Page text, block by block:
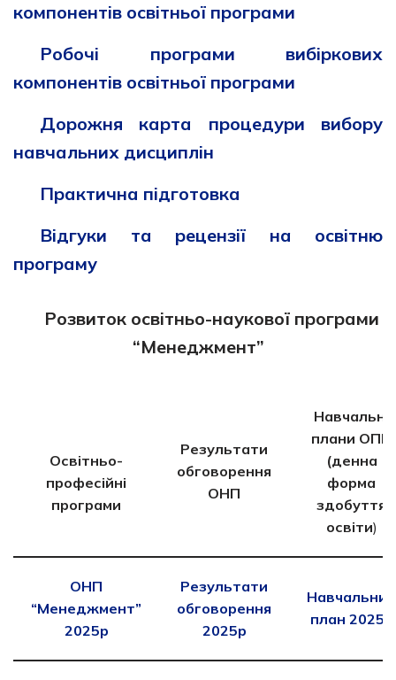
компонентів освітньої програми
Робочі програми вибіркових
компонентів освітньої програми
Дорожня карта процедури вибору
навчальних дисциплін
Практична підготовка
Відгуки та рецензії на освітню
програму
Розвиток освітньо-наукової програми
“Менеджмент”
Освітньо-
професійні
програми
Результати
обговорення
ОНП
Навчальні
плани ОПП
(денна
форма
здобуття
освіти)
ОНП
“Менеджмент”
2025р
Результати
обговорення
2025р
Навчальний
план 2025р